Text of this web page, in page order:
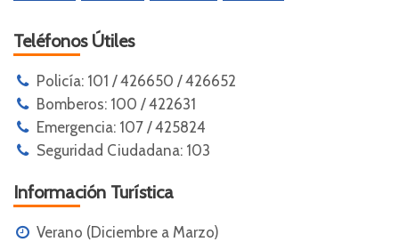
Teléfonos Útiles
Policía: 101 / 426650 / 426652
Bomberos: 100 / 422631
Emergencia: 107 / 425824
Seguridad Ciudadana: 103
Información Turística
Verano (Diciembre a Marzo)